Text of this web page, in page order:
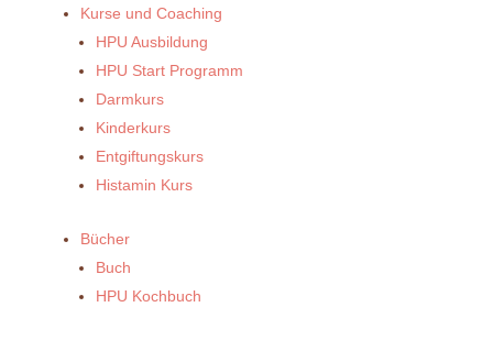
Kurse und Coaching
HPU Ausbildung
HPU Start Programm
Darmkurs
Kinderkurs
Entgiftungskurs
Histamin Kurs
Bücher
Buch
HPU Kochbuch